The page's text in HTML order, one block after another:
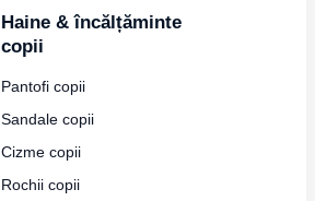
Haine & încălțăminte
copii
Pantofi copii
Sandale copii
Cizme copii
Rochii copii